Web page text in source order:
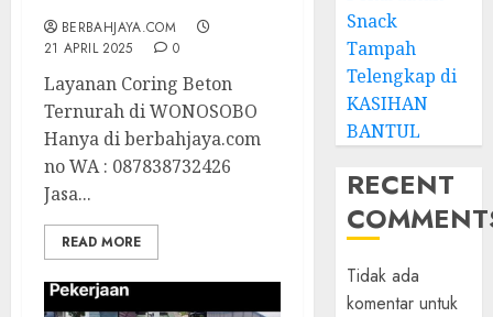
BERBAHJAYA.COM
21 APRIL 2025
0
Layanan Coring Beton
Ternurah di WONOSOBO
Hanya di berbahjaya.com
no WA : 087838732426
Jasa...
READ MORE
Snack
Tampah
Telengkap di
KASIHAN
BANTUL
RECENT
Tidak ada
komentar untuk